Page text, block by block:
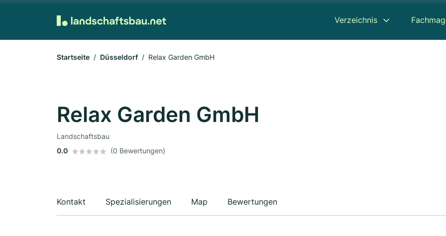
Verzeichnis
Startseite Düsseldorf Relax Garden GmbH
Relax Garden GmbH
Landschaftsbau
0.0
(0 Bewertungen)
Kontakt Spezialisierungen Map Bewertungen